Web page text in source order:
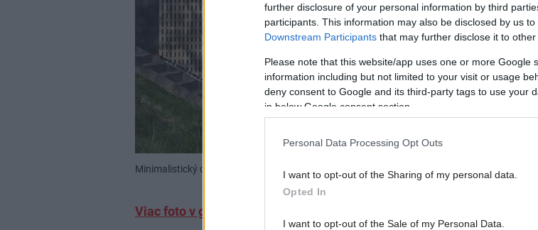
further disclosure of your personal information by third
participants. This information may also be disclosed by us
Downstream Participants that may further disclose it to other
Please note that this website/app uses one or more Google
information including but not limited to your visit or usage
deny consent to Google and its third-party tags to use your
in below Google consent section.
Personal Data Processing Opt Outs
I want to opt-out of the Sharing of my personal data.
Opted In
I want to opt-out of the Sale of my Personal Data.
Minimalistický drevodom pre mladú rodinu na rakúskom vidieku Adolf Bereuter & Dornbirn
Viac foto v galérii